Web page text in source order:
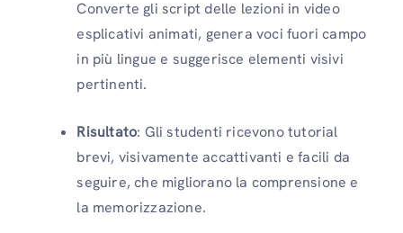
Converte gli script delle lezioni in video
esplicativi animati, genera voci fuori campo
in più lingue e suggerisce elementi visivi
pertinenti.
Risultato: Gli studenti ricevono tutorial
brevi, visivamente accattivanti e facili da
seguire, che migliorano la comprensione e
la memorizzazione.